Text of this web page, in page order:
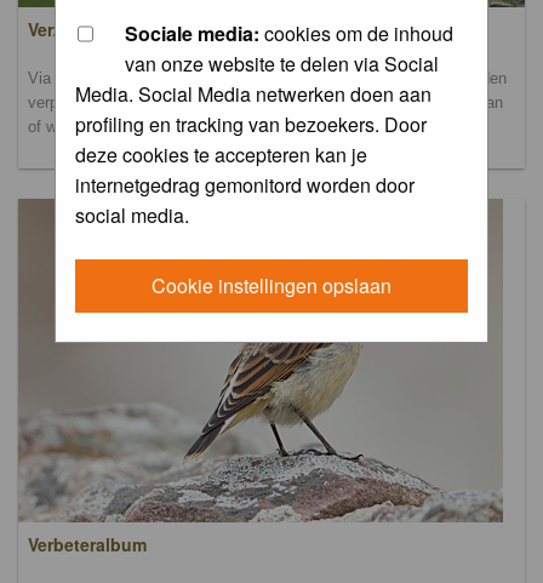
Sociale media: cookies om de inhoud
van onze website te delen via Social
Media. Social Media netwerken doen aan
profiling en tracking van bezoekers. Door
deze cookies te accepteren kan je
internetgedrag gemonitord worden door
social media.
Cookie instellingen opslaan
Verzamel- en uploadalbum
Via dit album kun je foto's uploaden. Onderscheidende foto's worden
verplaatst naar de database-albums. Andere foto's blijven hier staan
of worden verplaatst naar het verbeteralbum.
Verbeteralbum